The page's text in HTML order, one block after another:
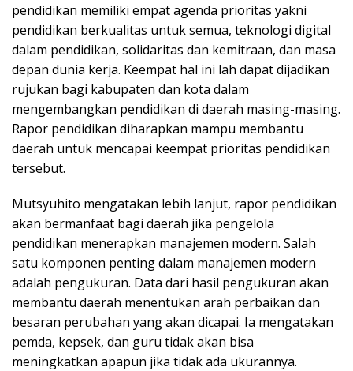
pendidikan memiliki empat agenda prioritas yakni
pendidikan berkualitas untuk semua, teknologi digital
dalam pendidikan, solidaritas dan kemitraan, dan masa
depan dunia kerja. Keempat hal ini lah dapat dijadikan
rujukan bagi kabupaten dan kota dalam
mengembangkan pendidikan di daerah masing-masing.
Rapor pendidikan diharapkan mampu membantu
daerah untuk mencapai keempat prioritas pendidikan
tersebut.
Mutsyuhito mengatakan lebih lanjut, rapor pendidikan
akan bermanfaat bagi daerah jika pengelola
pendidikan menerapkan manajemen modern. Salah
satu komponen penting dalam manajemen modern
adalah pengukuran. Data dari hasil pengukuran akan
membantu daerah menentukan arah perbaikan dan
besaran perubahan yang akan dicapai. Ia mengatakan
pemda, kepsek, dan guru tidak akan bisa
meningkatkan apapun jika tidak ada ukurannya.